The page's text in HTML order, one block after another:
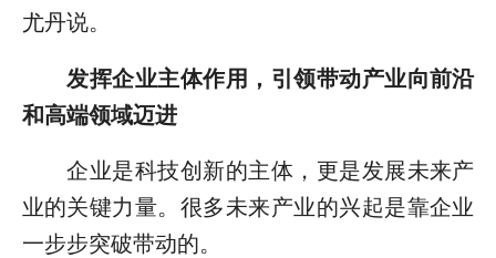
尤丹说。
发挥企业主体作用，引领带动产业向前沿
和高端领域迈进
企业是科技创新的主体，更是发展未来产
业的关键力量。很多未来产业的兴起是靠企业
一步步突破带动的。